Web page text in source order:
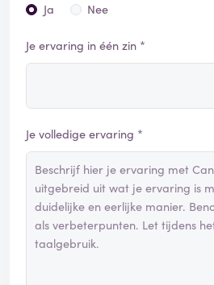
Ja
Nee
Je ervaring in één zin *
Je volledige ervaring *